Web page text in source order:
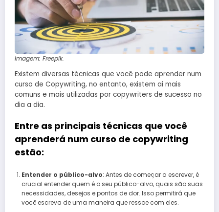
Imagem: Freepik.
Existem diversas técnicas que você pode aprender num
curso de Copywriting, no entanto, existem ai mais
comuns e mais utilizadas por copywriters de sucesso no
dia a dia.
Entre as principais técnicas que você
aprenderá num curso de copywriting
estão:
Entender o público-alvo: Antes de começar a escrever, é
crucial entender quem é o seu público-alvo, quais são suas
necessidades, desejos e pontos de dor. Isso permitirá que
você escreva de uma maneira que ressoe com eles.